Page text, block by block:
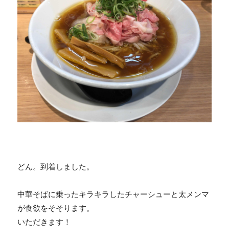
どん。到着しました。
中華そばに乗ったキラキラしたチャーシューと太メンマ
が食欲をそそります。
いただきます！